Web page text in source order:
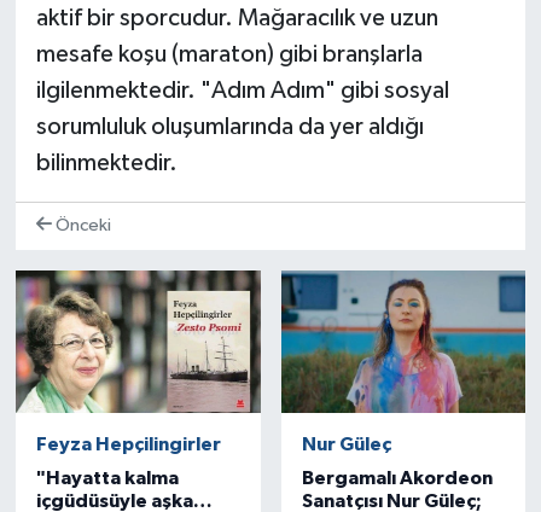
aktif bir sporcudur. Mağaracılık ve uzun
mesafe koşu (maraton) gibi branşlarla
ilgilenmektedir. "Adım Adım" gibi sosyal
sorumluluk oluşumlarında da yer aldığı
bilinmektedir.
Önceki
Feyza Hepçilingirler
"Hayatta kalma
içgüdüsüyle aşka
Nur Güleç
Bergamalı Akordeon
Sanatçısı Nur Güleç;